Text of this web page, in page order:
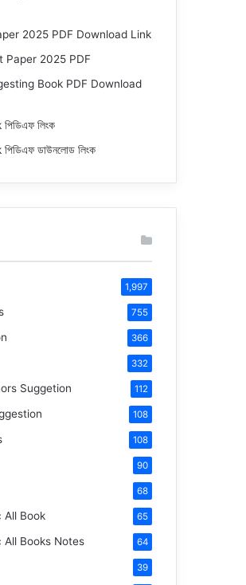
2025 PDF Download Link
Paper 2025 PDF
Book PDF Download
লিংক
পিডিএফ ডাউনলোড লিংক
1,997
755
366
332
Suggetion 112
108
108
90
68
All Book 65
All Books Notes 64
39